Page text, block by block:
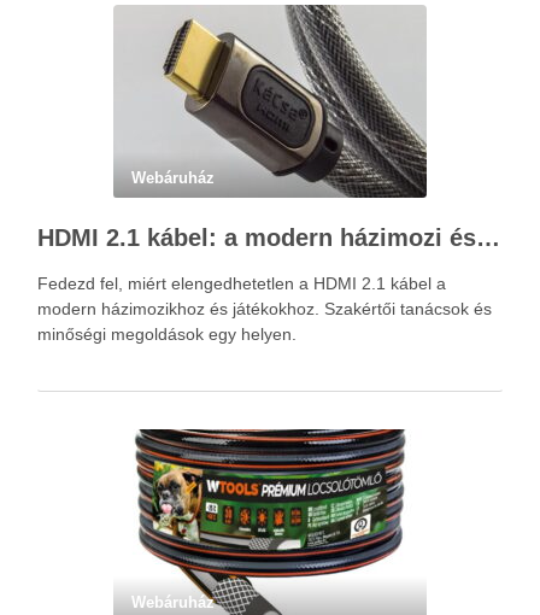
Webáruház
HDMI 2.1 kábel: a modern házimozi és játékok alapja – Kácsa Audió megoldások
Fedezd fel, miért elengedhetetlen a HDMI 2.1 kábel a
modern házimozikhoz és játékokhoz. Szakértői tanácsok és
minőségi megoldások egy helyen.
Webáruház